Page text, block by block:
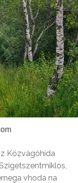
Közvágóhída
vhoda na